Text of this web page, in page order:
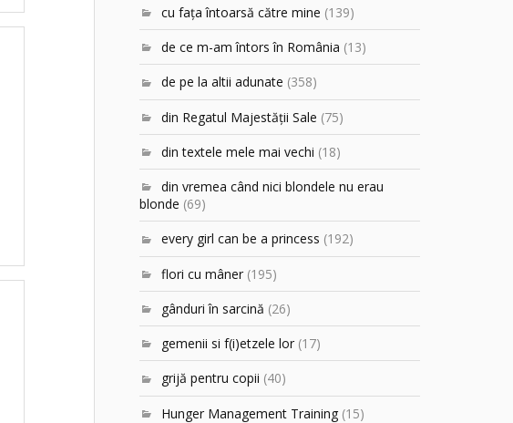
cu faţa întoarsă către mine (139)
de ce m-am întors în România (13)
de pe la altii adunate (358)
din Regatul Majestăţii Sale (75)
din textele mele mai vechi (18)
din vremea când nici blondele nu erau
blonde (69)
every girl can be a princess (192)
flori cu mâner (195)
gânduri în sarcină (26)
gemenii si f(i)etzele lor (17)
grijă pentru copii (40)
Hunger Management Training (15)